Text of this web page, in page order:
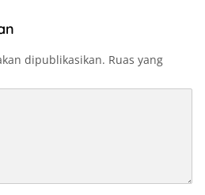
dipublikasikan. Ruas yang